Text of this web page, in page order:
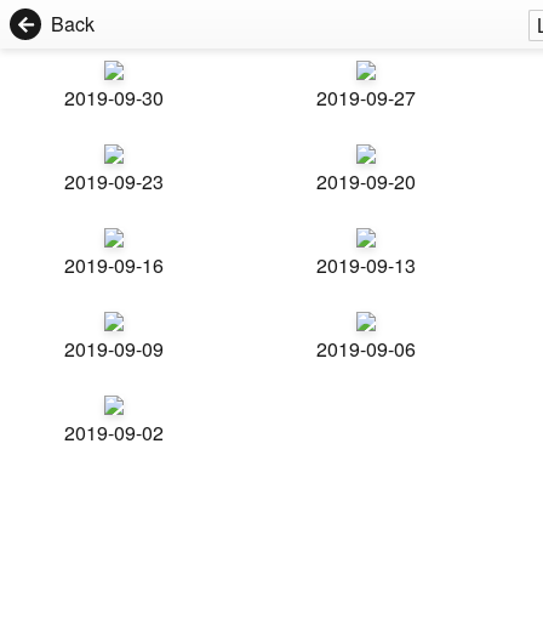
Back
2019-09-30 2019-09-27
2019-09-23 2019-09-20
2019-09-16 2019-09-13
2019-09-09 2019-09-06
2019-09-02